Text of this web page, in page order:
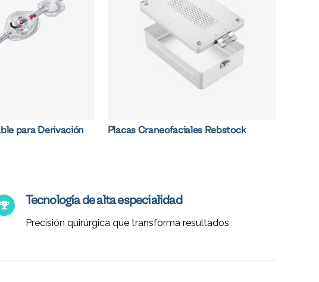
para Derivación
Placas Craneofaciales Rebstock
Tecnología de alta especialidad
Precisión quirúrgica que transforma resultados